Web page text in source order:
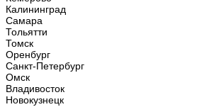
Калининград
Самара
Тольятти
Томск
Оренбург
Санкт-Петербург
Омск
Владивосток
Новокузнецк